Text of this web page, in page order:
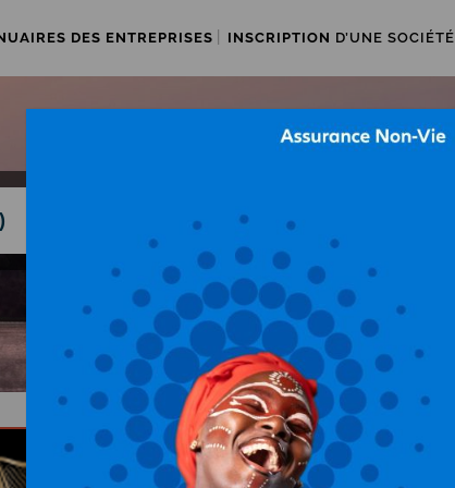
DES ENTREPRISES INSCRIPTION D’UNE SOCIÉTÉ